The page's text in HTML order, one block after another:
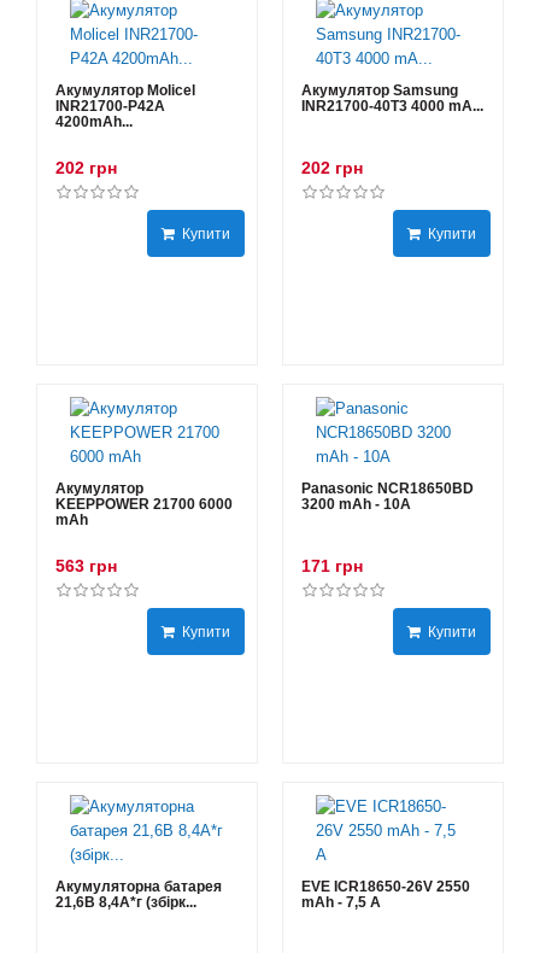
Акумулятор Molicel
INR21700-P42A
4200mAh...
202 грн
Купити
Акумулятор Samsung
INR21700-40T3 4000 mA...
202 грн
Купити
Акумулятор
KEEPPOWER 21700 6000
mAh
563 грн
Купити
Panasonic NCR18650BD
3200 mAh - 10А
171 грн
Купити
Акумуляторна батарея
21,6В 8,4A*г (збірк...
EVE ICR18650-26V 2550
mAh - 7,5 А